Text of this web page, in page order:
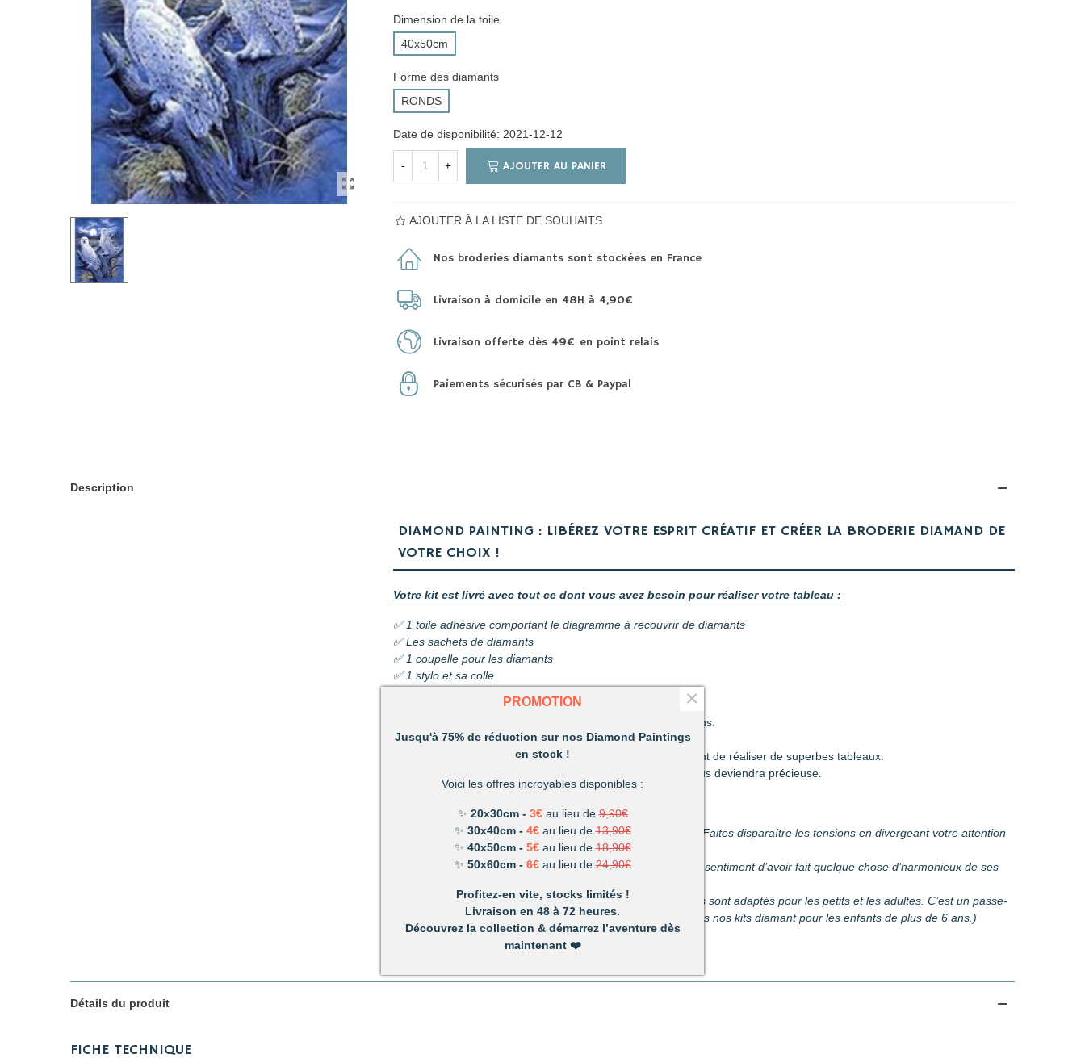
Dimension de la toile
40x50cm
Forme des diamants
RONDS
Date de disponibilité: 2021-12-12
- + AJOUTER AU PANIER
AJOUTER À LA LISTE DE SOUHAITS
Nos broderies diamants sont stockées en France
Livraison à domicile en 48H à 4,90€
Livraison offerte dès 49€ en point relais
Paiements sécurisés par CB & Paypal
Description
DIAMOND PAINTING : LIBÉREZ VOTRE ESPRIT CRÉATIF ET CRÉER LA BRODERIE DIAMAND DE
VOTRE CHOIX !
Votre kit est livré avec tout ce dont vous avez besoin pour réaliser votre tableau :
✅ 1 toile adhésive comportant le diagramme à recouvrir de diamants
✅ Les sachets de diamants
✅ 1 coupelle pour les diamants
✅ 1 stylo et sa colle
Découvrez une activité unique à réaliser de ses propres mains.
C’est ludique, amusant et les résultats en valent la peine !
Un mélange de patience et de technique qui vous permettront de réaliser de superbes tableaux.
Très vite vous vous apercevrez combien votre réalisation vous deviendra précieuse.
Détente et relaxation : La vie peut parfois être stressante. Faites disparaître les tensions en divergeant votre attention
du stress du quotidien.
Améliore votre dextérité :rien n’est plus satisfaisant que le sentiment d’avoir fait quelque chose d’harmonieux de ses
Activité pour les enfants et les adultes :facile à utiliser, ils sont adaptés pour les petits et les adultes. C’est un passe-
temps parfait pour s’amuser en famille. (Nous recommandons nos kits diamant pour les enfants de plus de 6 ans.)
Détails du produit
FICHE TECHNIQUE
PROMOTION
Jusqu'à 75% de réduction sur nos Diamond Paintings
en stock !
Voici les offres incroyables disponibles :
✨ 20x30cm - 3€au lieu de9,90€
✨ 30x40cm - 4€ au lieu de 13,90€
✨ 40x50cm - 5€ au lieu de18,90€
✨ 50x60cm - 6€ au lieu de 24,90€
Profitez-en vite, stocks limités !
Livraison en 48 à 72 heures.
Découvrez la collection & démarrez l’aventure dès
maintenant❤️
×